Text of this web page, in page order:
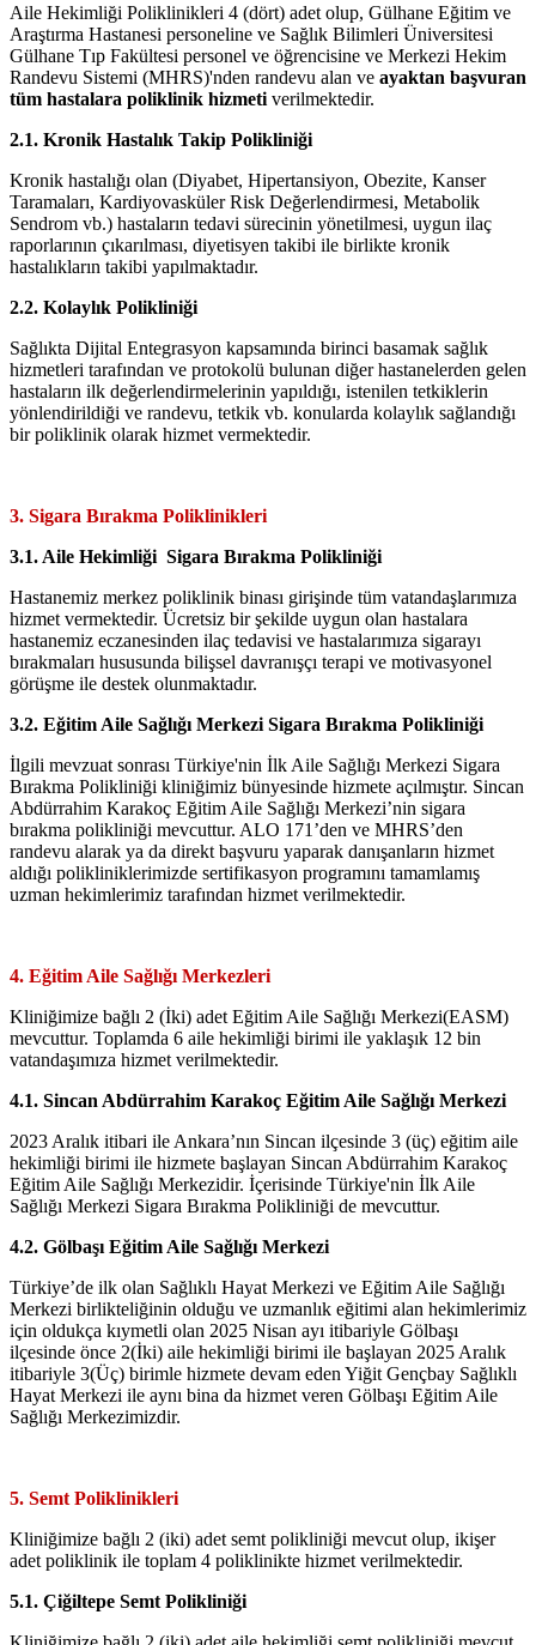
Aile Hekimliği Poliklinikleri 4 (dört) adet olup, Gülhane Eğitim ve
Araştırma Hastanesi personeline ve Sağlık Bilimleri Üniversitesi
Gülhane Tıp Fakültesi personel ve öğrencisine ve Merkezi Hekim
Randevu Sistemi (MHRS)'nden randevu alan ve ayaktan başvuran
tüm hastalara poliklinik hizmeti verilmektedir.
2.1. Kronik Hastalık Takip Polikliniği
Kronik hastalığı olan (Diyabet, Hipertansiyon, Obezite, Kanser
Taramaları, Kardiyovasküler Risk Değerlendirmesi, Metabolik
Sendrom vb.) hastaların tedavi sürecinin yönetilmesi, uygun ilaç
raporlarının çıkarılması, diyetisyen takibi ile birlikte kronik
hastalıkların takibi yapılmaktadır.
2.2. Kolaylık Polikliniği
Sağlıkta Dijital Entegrasyon kapsamında birinci basamak sağlık
hizmetleri tarafından ve protokolü bulunan diğer hastanelerden gelen
hastaların ilk değerlendirmelerinin yapıldığı, istenilen tetkiklerin
yönlendirildiği ve randevu, tetkik vb. konularda kolaylık sağlandığı
bir poliklinik olarak hizmet vermektedir.
3. Sigara Bırakma Poliklinikleri
3.1. Aile Hekimliği Sigara Bırakma Polikliniği
Hastanemiz merkez poliklinik binası girişinde tüm vatandaşlarımıza
hizmet vermektedir. Ücretsiz bir şekilde uygun olan hastalara
hastanemiz eczanesinden ilaç tedavisi ve hastalarımıza sigarayı
bırakmaları hususunda bilişsel davranışçı terapi ve motivasyonel
görüşme ile destek olunmaktadır.
3.2. Eğitim Aile Sağlığı Merkezi Sigara Bırakma Polikliniği
İlgili mevzuat sonrası Türkiye'nin İlk Aile Sağlığı Merkezi Sigara
Bırakma Polikliniği kliniğimiz bünyesinde hizmete açılmıştır. Sincan
Abdürrahim Karakoç Eğitim Aile Sağlığı Merkezi’nin sigara
bırakma polikliniği mevcuttur. ALO 171’den ve MHRS’den
randevu alarak ya da direkt başvuru yaparak danışanların hizmet
aldığı polikliniklerimizde sertifikasyon programını tamamlamış
uzman hekimlerimiz tarafından hizmet verilmektedir.
4. Eğitim Aile Sağlığı Merkezleri
Kliniğimize bağlı 2 (İki) adet Eğitim Aile Sağlığı Merkezi(EASM)
mevcuttur. Toplamda 6 aile hekimliği birimi ile yaklaşık 12 bin
vatandaşımıza hizmet verilmektedir.
4.1. Sincan Abdürrahim Karakoç Eğitim Aile Sağlığı Merkezi
2023 Aralık itibari ile Ankara’nın Sincan ilçesinde 3 (üç) eğitim aile
hekimliği birimi ile hizmete başlayan Sincan Abdürrahim Karakoç
Eğitim Aile Sağlığı Merkezidir. İçerisinde Türkiye'nin İlk Aile
Sağlığı Merkezi Sigara Bırakma Polikliniği de mevcuttur.
4.2. Gölbaşı Eğitim Aile Sağlığı Merkezi
Türkiye’de ilk olan Sağlıklı Hayat Merkezi ve Eğitim Aile Sağlığı
Merkezi birlikteliğinin olduğu ve uzmanlık eğitimi alan hekimlerimiz
için oldukça kıymetli olan 2025 Nisan ayı itibariyle Gölbaşı
ilçesinde önce 2(İki) aile hekimliği birimi ile başlayan 2025 Aralık
itibariyle 3(Üç) birimle hizmete devam eden Yiğit Gençbay Sağlıklı
Hayat Merkezi ile aynı bina da hizmet veren Gölbaşı Eğitim Aile
Sağlığı Merkezimizdir.
5. Semt Poliklinikleri
Kliniğimize bağlı 2 (iki) adet semt polikliniği mevcut olup, ikişer
adet poliklinik ile toplam 4 poliklinikte hizmet verilmektedir.
5.1. Çiğiltepe Semt Polikliniği